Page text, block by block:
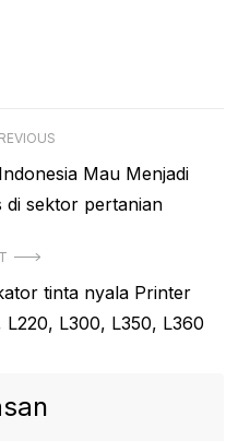
Mau Menjadi
di sektor pertanian
tinta nyala Printer
L220, L300, L350, L360